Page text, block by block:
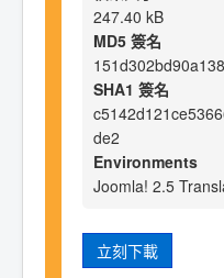
247.40 kB
MD5 簽名
SHA1 簽名
de2
Environments
Joomla! 2.5
立刻下載